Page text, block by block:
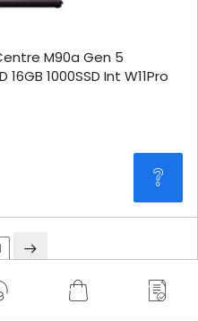
M90a Gen 5
16GB 1000SSD Int W11Pro
All-in-One Lenovo